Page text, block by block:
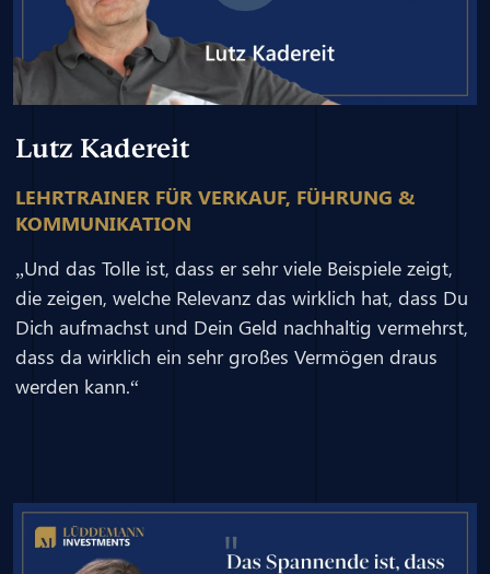
Lutz Kadereit
LEHRTRAINER FÜR VERKAUF, FÜHRUNG &
KOMMUNIKATION
„Und das Tolle ist, dass er sehr viele Beispiele zeigt,
die zeigen, welche Relevanz das wirklich hat, dass Du
Dich aufmachst und Dein Geld nachhaltig vermehrst,
dass da wirklich ein sehr großes Vermögen draus
werden kann.“